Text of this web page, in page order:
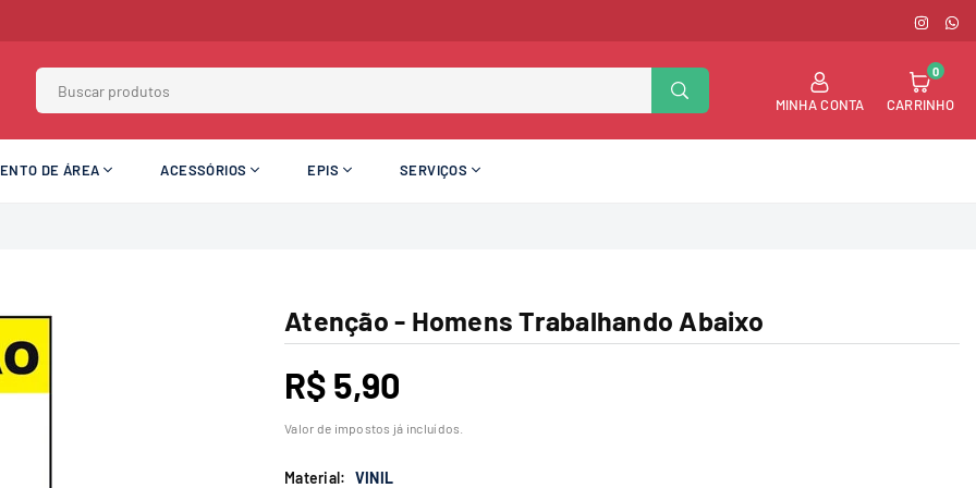
MINHA CONTA
0
CARRINHO
DE ÁREA ACESSÓRIOS EPIS SERVIÇOS
Atenção - Homens Trabalhando Abaixo
Preço
R$ 5,90
Valor de impostos já incluídos.
Material: VINIL